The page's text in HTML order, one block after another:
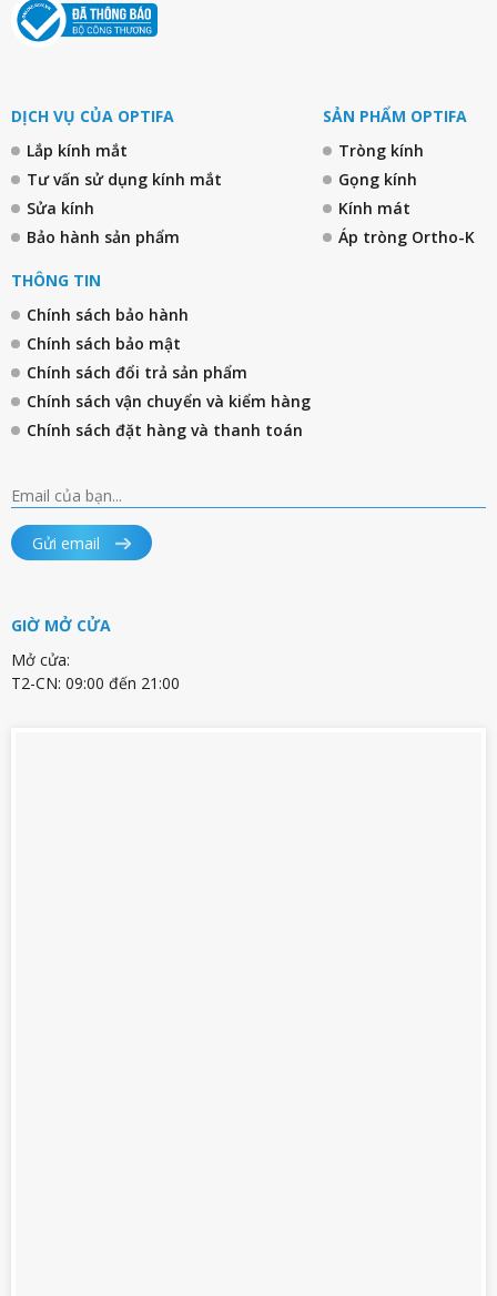
DỊCH VỤ CỦA OPTIFA
Lắp kính mắt
Tư vấn sử dụng kính mắt
Sửa kính
Bảo hành sản phẩm
SẢN PHẨM OPTIFA
Tròng kính
Gọng kính
Kính mát
Áp tròng Ortho-K
THÔNG TIN
Chính sách bảo hành
Chính sách bảo mật
Chính sách đổi trả sản phẩm
Chính sách vận chuyển và kiểm hàng
Chính sách đặt hàng và thanh toán
Gửi email
GIỜ MỞ CỬA
Mở cửa:
T2-CN: 09:00 đến 21:00